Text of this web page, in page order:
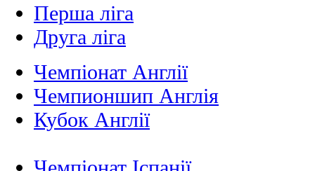
Перша ліга
Друга ліга
Чемпіонат Англії
Чемпионшип Англія
Кубок Англії